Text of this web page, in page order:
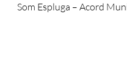
Som Espluga – Acord